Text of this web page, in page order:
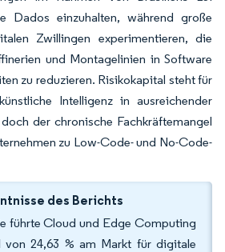
Dados einzuhalten, während große
Zwillingen experimentieren, die
und Montagelinien in Software
zu reduzieren. Risikokapital steht für
Intelligenz in ausreichender
der chronische Fachkräftemangel
zu Low-Code- und No-Code-
des Berichts
führte Cloud und Edge Computing
24,63 % am Markt für digitale